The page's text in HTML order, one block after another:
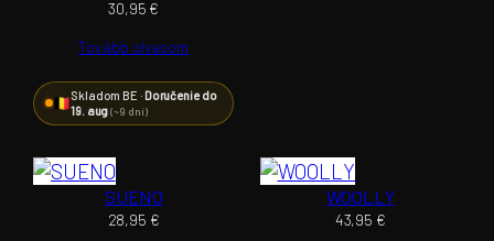
30,95 €
Tovább olvasom
Skladom BE ·Doručenie do
19. aug(~9 dní)
SUENO
28,95 €
WOOLLY
43,95 €